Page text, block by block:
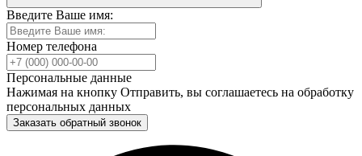
Введите Ваше имя:
Номер телефона
Персональные данные
Нажимая на кнопку Отправить, вы соглашаетесь на обработку
персональных данных
Заказать обратный звонок